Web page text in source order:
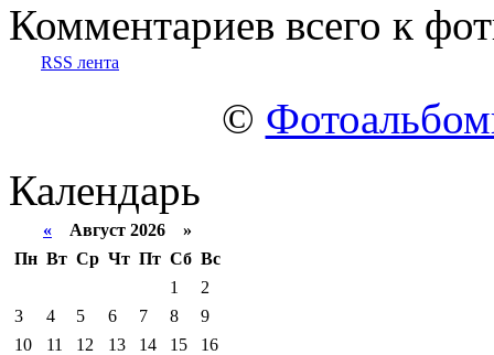
Комментариев всего к
RSS лента
©
Календарь
« Август 2026 »
Пн Вт Ср Чт Пт Сб Вс
1
2
3
4 5 6 7 8
9
10
11 12 13 14 15
16